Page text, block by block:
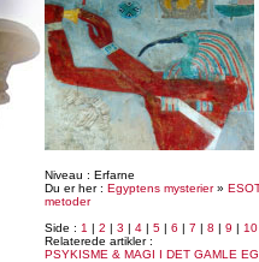
Niveau : Erfarne
Du er her : Egyptens mysterier»
metoder
Side : 1 | 2 | 3 | 4 | 5 | 6 | 7 | 8 | 9 | 10
Relaterede artikler :
PSYKISME & MAGI I DET GAMLE